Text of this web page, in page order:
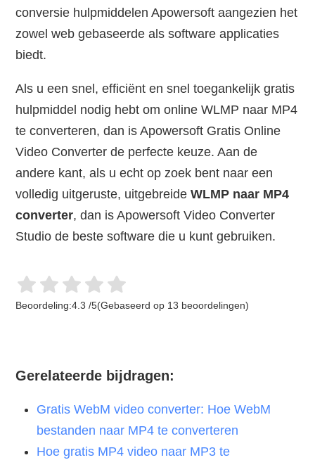
conversie hulpmiddelen Apowersoft aangezien het
zowel web gebaseerde als software applicaties
biedt.
Als u een snel, efficiënt en snel toegankelijk gratis
hulpmiddel nodig hebt om online WLMP naar MP4
te converteren, dan is Apowersoft Gratis Online
Video Converter de perfecte keuze. Aan de
andere kant, als u echt op zoek bent naar een
volledig uitgeruste, uitgebreideWLMP naar MP4
converter, dan is Apowersoft Video Converter
Studio de beste software die u kunt gebruiken.
Beoordeling:4.3 /5(Gebaseerd op 13 beoordelingen)
Gerelateerde bijdragen:
Gratis WebM video converter: Hoe WebM
bestanden naar MP4 te converteren
Hoe gratis MP4 video naar MP3 te